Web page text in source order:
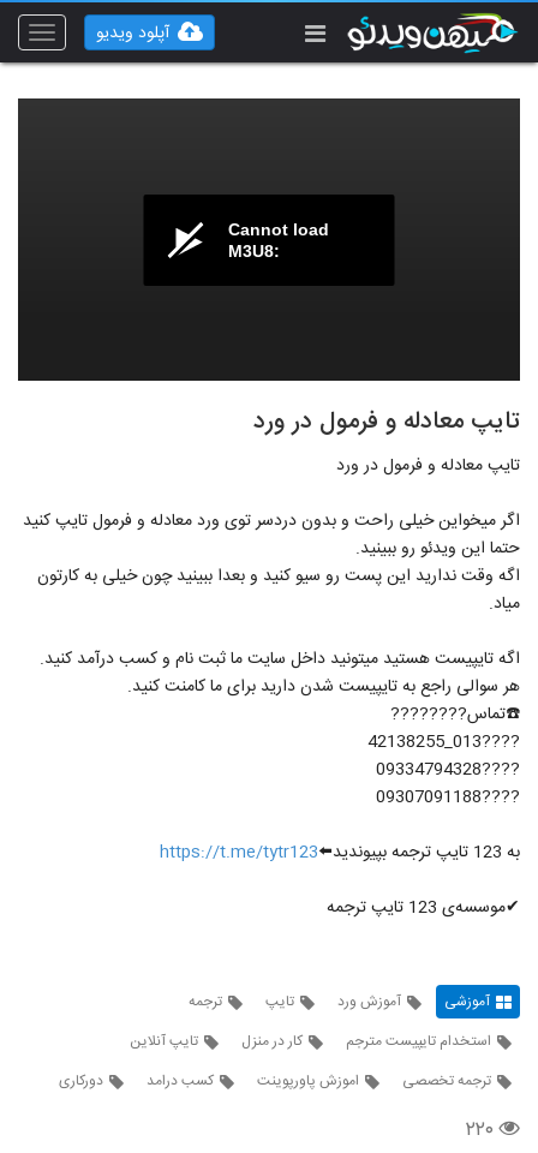
Toggle
آپلود ویدیو
Cannot load
M3U8:
تایپ معادله و فرمول در ورد
تایپ معادله و فرمول در ورد
اگر میخواین خیلی راحت و بدون دردسر توی ورد معادله و فرمول تایپ کنید
حتما این ویدئو رو ببینید.
اگه وقت ندارید این پست رو سیو کنید و بعدا ببینید چون خیلی به کارتون
میاد.
اگه تایپیست هستید میتونید داخل سایت ما ثبت نام و کسب درآمد کنید.
هر سوالی راجع به تایپیست شدن دارید برای ما کامنت کنید.
☎️تماس????????
????013_42138255
????09334794328
????09307091188
به ‌123‌ تایپ‌ ترجمه‌ بپیوندید⬅️
https://t.me/tytr123
✔موسسه‌ی 123 تایپ ترجمه
آموزشی آموزش ورد تایپ
ترجمه
استخدام تایپیست مترجم
کار در منزل
تایپ آنلاین
ترجمه تخصصی
اموزش پاورپوینت کسب درامد دورکاری
۲۲۰